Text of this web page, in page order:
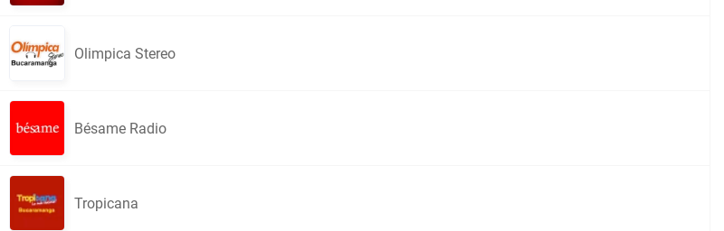
Olimpica Stereo
Bésame Radio
Tropicana